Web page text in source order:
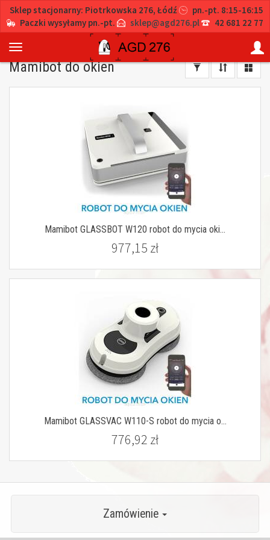
Sklep stacjonarny: Piotrkowska 276, Łódź
pn.-pt. 8:15-16:15
Paczki wysyłamy pn.-pt.
sklep@agd276.pl 42 681 22 77
Mamibot do okien
Mamibot GLASSBOT W120 robot do mycia oki...
977,15 zł
Mamibot GLASSVAC W110-S robot do mycia o...
776,92 zł
Zamówienie